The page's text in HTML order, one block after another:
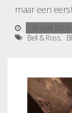
maar een
15 april 2019
Bell & Ross